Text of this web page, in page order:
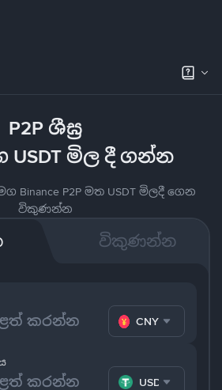
P2P ශීඝ්‍ර
USDT මිල දී ගන්න
Binance P2P මත USDT මිලදී ගෙන
විකුණන්න
විකුණන්න
CNY
USDT